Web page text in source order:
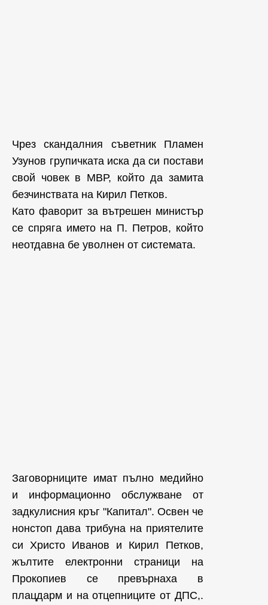
Чрез скандалния съветник Пламен
Узунов групичката иска да си постави
свой човек в МВР, който да замита
безчинствата на Кирил Петков.
Като фаворит за вътрешен министър
се спряга името на П. Петров, който
неотдавна бе уволнен от системата.
Заговорниците имат пълно медийно
и информационно обслужване от
задкулисния кръг "Капитал". Освен че
нонстоп дава трибуна на приятелите
си Христо Иванов и Кирил Петков,
жълтите електронни страници на
Прокопиев се превърнаха в
плацдарм и на отцепниците от ДПС,.